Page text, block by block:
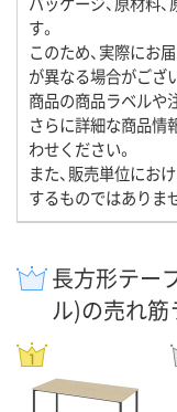
す。
このため、実際にお
が異なる場合がござ
商品の商品ラベルや
さらに詳細な商品情
わせください。
また、販売単位にお
するものではありま
長方形テー
ル)の売れ